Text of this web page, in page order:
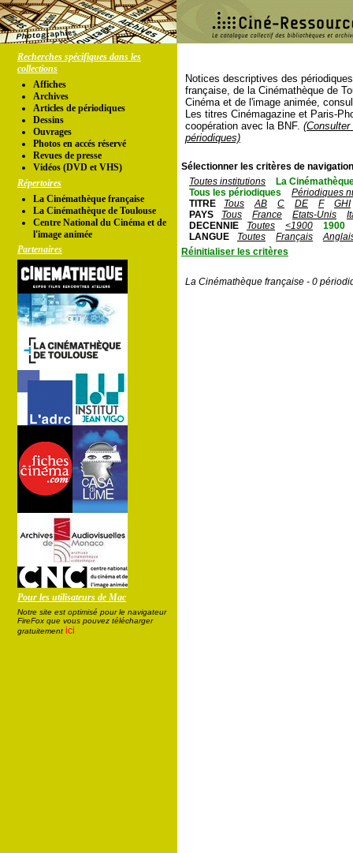
Recherches spécifiques dans les
collections
Affiches
Archives
Articles de périodiques
Dessins
Ouvrages
Photos en accés réservé
Revues de presse
Vidéos (DVD et VHS)
Répertoires
La Cinémathèque française
La Cinémathèque de Toulouse
Centre National du Cinéma et de
l'image animée
Partenaires
Pour les utilisateurs de Mac
Notre site est optimisé pour le navigateur
FireFox que vous pouvez télécharger
gratuitement ici
Notices descriptives des
française, de la Cinémathèque de
Cinéma et de l'image animée,
Les titres Cinémagazine et Paris-
coopération avec la BNF.
périodiques)
Sélectionner les critères de
Toutes institutions
La
Tous les périodiques
Périodiques
TITRE
Tous AB C DE F
GHI
PAYS
Tous France Etats-Unis
DECENNIE
Toutes <1900
1900
LANGUE
Toutes Français
Réinitialiser les critères
La Cinémathèque française - 0